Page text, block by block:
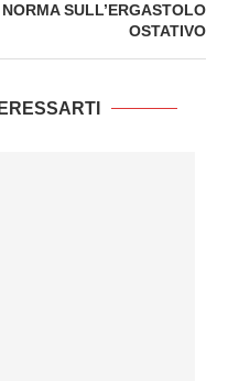
SULL’ERGASTOLO
OSTATIVO